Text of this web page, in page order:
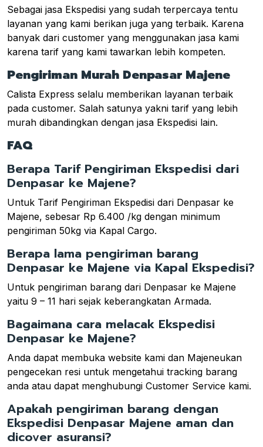
Sebagai jasa Ekspedisi yang sudah terpercaya tentu
layanan yang kami berikan juga yang terbaik. Karena
banyak dari customer yang menggunakan jasa kami
karena tarif yang kami tawarkan lebih kompeten.
Pengiriman Murah Denpasar Majene
Calista Express selalu memberikan layanan terbaik
pada customer. Salah satunya yakni tarif yang lebih
murah dibandingkan dengan jasa Ekspedisi lain.
FAQ
Berapa Tarif Pengiriman Ekspedisi dari
Denpasar ke Majene?
Untuk Tarif Pengiriman Ekspedisi dari Denpasar ke
Majene, sebesar Rp 6.400 /kg dengan minimum
pengiriman 50kg via Kapal Cargo.
Berapa lama pengiriman barang
Denpasar ke Majene via Kapal Ekspedisi?
Untuk pengiriman barang dari Denpasar ke Majene
yaitu 9 – 11 hari sejak keberangkatan Armada.
Bagaimana cara melacak Ekspedisi
Denpasar ke Majene?
Anda dapat membuka website kami dan Majeneukan
pengecekan resi untuk mengetahui tracking barang
anda atau dapat menghubungi Customer Service kami.
Apakah pengiriman barang dengan
Ekspedisi Denpasar Majene aman dan
dicover asuransi?